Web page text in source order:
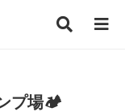
プ場🏕